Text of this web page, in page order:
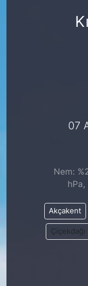
07
Nem:
hPa,
Akçakent
Çiçekdağı